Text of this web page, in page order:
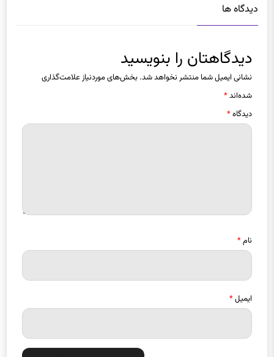
نشانی ایمیل شما منتشر نخواهد شد.بخش‌های موردنیاز علامت‌گذاری
شده‌اند*
دیدگاه*
ایمیل*